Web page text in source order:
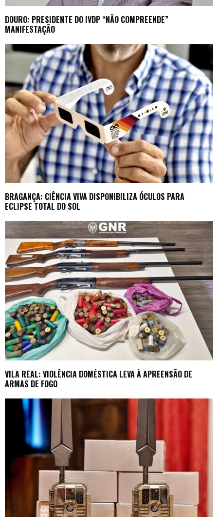
DOURO: PRESIDENTE DO IVDP “NÃO COMPREENDE”
MANIFESTAÇÃO
BRAGANÇA: CIÊNCIA VIVA DISPONIBILIZA ÓCULOS PARA
ECLIPSE TOTAL DO SOL
VILA REAL: VIOLÊNCIA DOMÉSTICA LEVA À APREENSÃO DE
ARMAS DE FOGO